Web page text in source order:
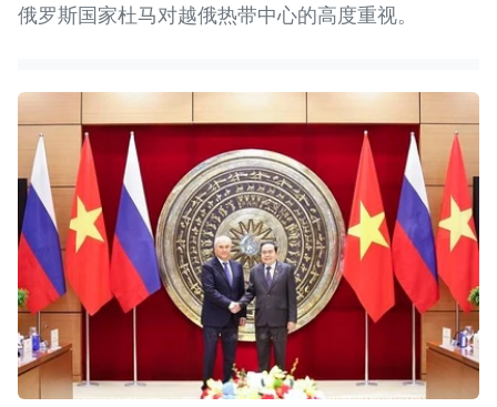
俄罗斯国家杜马对越俄热带中心的高度重视。